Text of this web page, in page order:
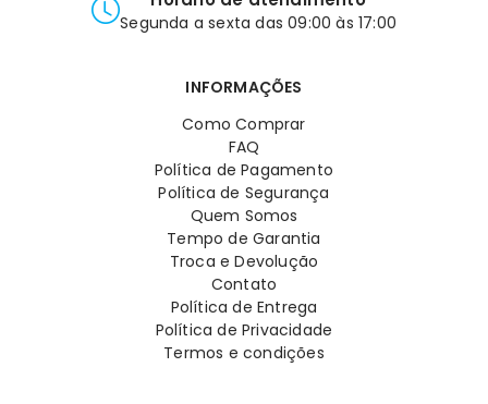
Segunda a sexta das 09:00 às 17:00
INFORMAÇÕES
Como Comprar
FAQ
Política de Pagamento
Política de Segurança
Quem Somos
Tempo de Garantia
Troca e Devolução
Contato
Política de Entrega
Política de Privacidade
Termos e condições